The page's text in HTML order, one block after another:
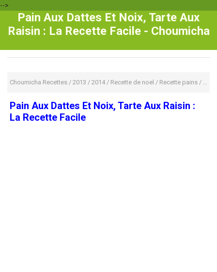
-->
Pain Aux Dattes Et Noix, Tarte Aux
Raisin : La Recette Facile - Choumicha
Choumicha Recettes / 2013 / 2014/ Recette de noel / Recette pains /
Pain Aux Dattes Et Noix, Tarte Aux Raisin :
La Recette Facile